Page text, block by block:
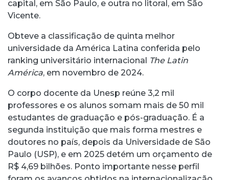
capital, em São Paulo, e outra no litoral, em São
Vicente.
Obteve a classificação de quinta melhor
universidade da América Latina conferida pelo
ranking universitário internacional The Latin
América, em novembro de 2024.
O corpo docente da Unesp reúne 3,2 mil
professores e os alunos somam mais de 50 mil
estudantes de graduação e pós-graduação. É a
segunda instituição que mais forma mestres e
doutores no país, depois da Universidade de São
Paulo (USP), e em 2025 detém um orçamento de
R$ 4,69 bilhões. Ponto importante nesse perfil